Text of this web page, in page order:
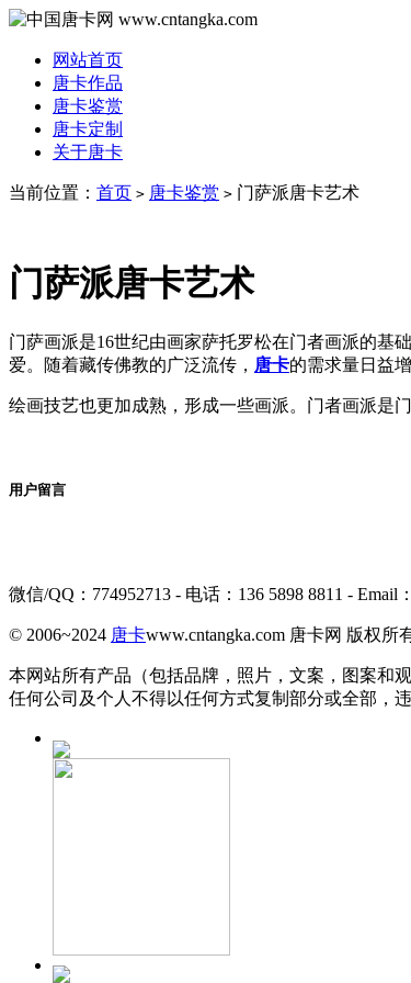
网站首页
唐卡作品
唐卡鉴赏
唐卡定制
关于唐卡
当前位置： 首页 > 唐卡鉴赏 > 门萨派唐卡艺术
门萨派唐卡艺术
门萨画派是16世纪由画家萨托罗松在门者画派的基
爱。随着藏传佛教的广泛流传， 唐卡的需求量日益
绘画技艺也更加成熟，形成一些画派。门者画派是
用户留言
微信/QQ：774952713 - 电话：136 5898 8811 - Email：
© 2006~2024 唐卡www.cntangka.com 唐卡网 版权所
本网站所有产品（包括品牌，照片，文案，图案和
任何公司及个人不得以任何方式复制部分或全部，